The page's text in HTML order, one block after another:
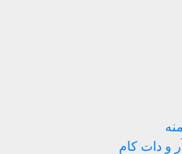
و دات کام